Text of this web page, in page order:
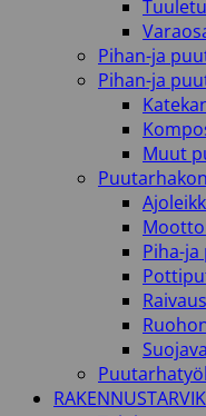
Pihan-ja
Pihan-ja
Muut
Piha-